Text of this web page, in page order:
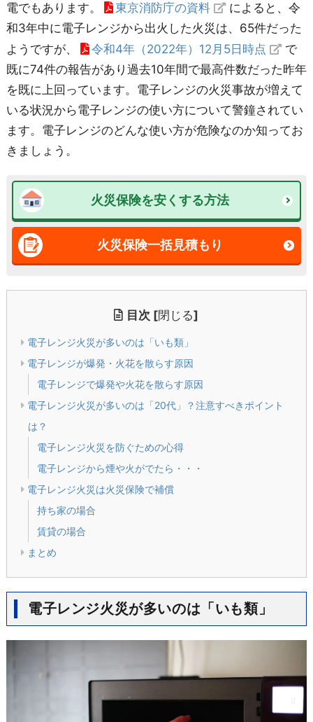
電でもあります。
東京消防庁の資料
によると、令
和3年中に電子レンジから出火した火災は、65件だった
ようですが、
令和4年（2022年）12月5日時点
で
既に74件の報告があり過去10年間で最高件数だった昨年
を既に上回っています。電子レンジの火災事故が増えて
いる状況から電子レンジの使い方について警鐘されてい
ます。電子レンジのどんな使い方が危険なのか知ってお
きましょう。
火災保険を安くする方法
火災保険一括見積もり
目次 [閉じる]
電子レンジ火災が多いのは「いも類」
電子レンジが爆発・火花を散らす原因
電子レンジで爆発や火花を散らす原因
電子レンジ火災が多いのは「20代」？注意すべきポイント
は？
電子レンジ火災を防ぐための心得
電子レンジから煙や火がでたら・・・
電子レンジ火災は火災保険で補償
持ち家の場合
賃貸の場合
まとめ
電子レンジ火災が多いのは「いも類」